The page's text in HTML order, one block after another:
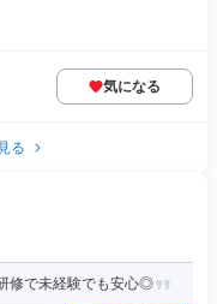
気になる
る
修で未経験でも安心◎